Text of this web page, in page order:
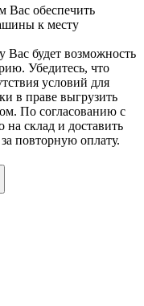
Вас обеспечить
к месту
Вас будет возможность
Убедитесь, что
условий для
в праве выгрузить
По согласованию с
склад и доставить
повторную оплату.